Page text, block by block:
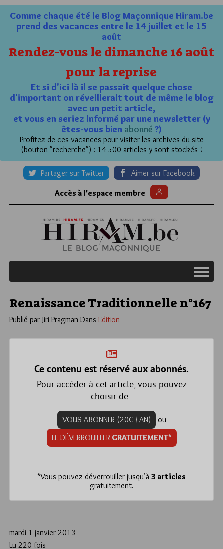
Comme chaque été le Blog Maçonnique Hiram.be
prend des vacances entre le 14 juillet et le 15
août
Rendez-vous le dimanche 16 août
pour la reprise
Et si d'ici là il se passait quelque chose
d'important on réveillerait tout de même le blog
avec un petit article,
et vous en seriez informé par une newsletter (y
êtes-vous bien abonné ?)
Profitez de ces vacances pour visiter les archives du site
(bouton "recherche") : 14 500 articles y sont stockés !
Partager sur Twitter Aimer sur Facebook
Accès à l’espace membre
Renaissance Traditionnelle n°167
Publié par Jiri Pragman Dans Edition
Ce contenu est réservé aux abonnés.
Pour accéder à cet article, vous pouvez
choisir de :
VOUS ABONNER (20€ / AN)
ou
LE DÉVERROUILLER GRATUITEMENT*
*Vous pouvez déverrouiller jusqu’à 3 articles
gratuitement.
mardi 1 janvier 2013
Lu 220 fois